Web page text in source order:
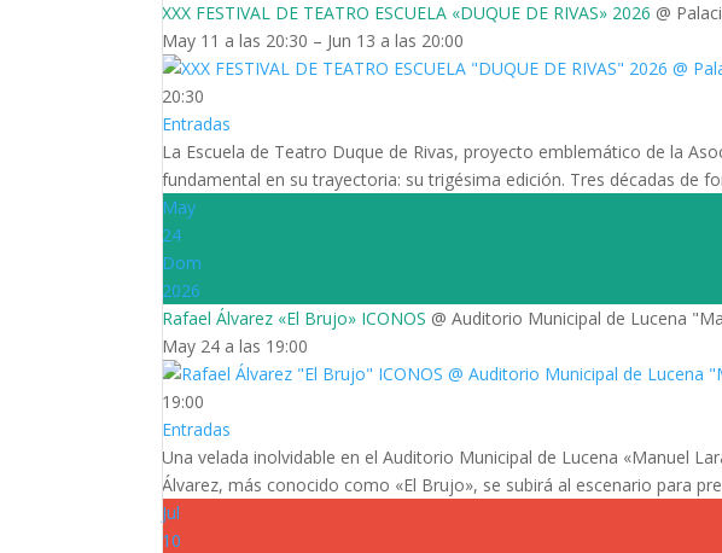
XXX FESTIVAL DE TEATRO ESCUELA «DUQUE DE RIVAS» 2026 @
May 11 a las 20:30 – Jun 13 a las 20:00
20:30
Entradas
La Escuela de Teatro Duque de Rivas, proyecto emblemático de la
fundamental en su trayectoria: su trigésima edición. Tres décadas de
May
24
Dom
2026
Rafael Álvarez «El Brujo» ICONOS @ Auditorio Municipal de Lucena
May 24 a las 19:00
19:00
Entradas
Una velada inolvidable en el Auditorio Municipal de Lucena «Manuel
Álvarez, más conocido como «El Brujo», se subirá al escenario para
Jul
10